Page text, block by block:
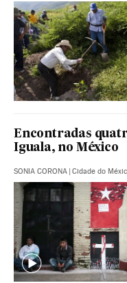
Encontradas
Iguala, no México
SONIA CORONA | Cidade do